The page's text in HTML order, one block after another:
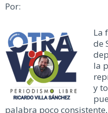
Por:
La
de
la
y
palabra poco